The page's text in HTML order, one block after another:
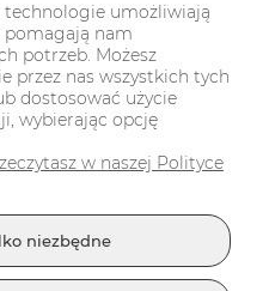
umożliwiają
pomagają nam
potrzeb. Możesz
przez nas wszystkich tych
dostosować użycie
wybierając opcję
w naszej Polityce
niezbędne